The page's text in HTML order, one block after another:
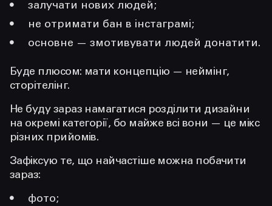
залучати нових людей;
не отримати бан в інстаграмі;
основне — змотивувати людей донатити.
Буде плюсом: мати концепцію — неймінг,
сторітелінг.
Не буду зараз намагатися розділити дизайни
на окремі категорії, бо майже всі вони — це мікс
різних прийомів.
Зафіксую те, що найчастіше можна побачити
зараз:
фото;